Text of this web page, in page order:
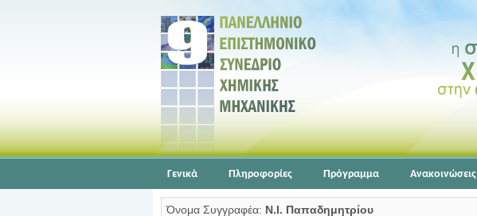
Γενικά Πληροφορίες Πρόγραμμα Ανακοινώσεις
Όνομα Συγγραφέα: Ν.Ι. Παπαδημητρίου